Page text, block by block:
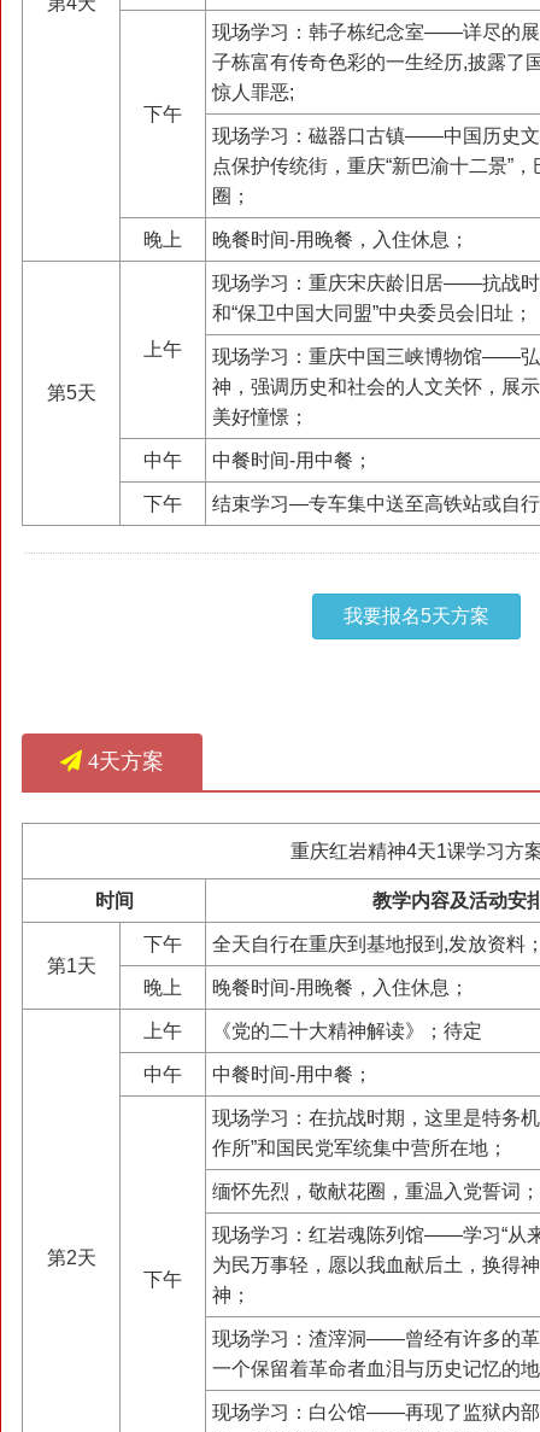
下午
现场学习：韩子栋纪念室——详尽的展
子栋富有传奇色彩的一生经历,披露了
惊人罪恶;
现场学习：磁器口古镇——中国历史
点保护传统街，重庆“新巴渝十二景”
圈；
晚上 晚餐时间-用晚餐，入住休息；
第5天
上午
现场学习：重庆宋庆龄旧居——抗战
和“保卫中国大同盟”中央委员会旧址；
现场学习：重庆中国三峡博物馆——
神，强调历史和社会的人文关怀，展
美好憧憬；
中午 中餐时间-用中餐；
下午 结束学习—专车集中送至高铁站或自
我要报名5天方案
4天方案
重庆红岩精神4天1课学习方
时间 教学内容及活动安
第1天
下午 全天自行在重庆到基地报到,发放资料
晚上 晚餐时间-用晚餐，入住休息；
第2天
上午 《党的二十大精神解读》；待定
中午 中餐时间-用中餐；
下午
现场学习：在抗战时期，这里是特务
作所”和国民党军统集中营所在地；
缅怀先烈，敬献花圈，重温入党誓词；
现场学习：红岩魂陈列馆——学习“从
为民万事轻，愿以我血献后土，换得
神；
现场学习：渣滓洞——曾经有许多的
一个保留着革命者血泪与历史记忆的
现场学习：白公馆——再现了监狱内